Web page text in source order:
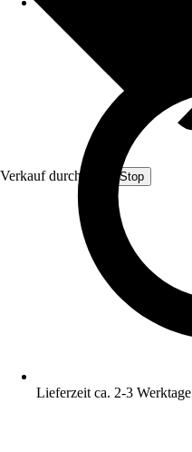
Verkauf durch: Pool-Stop
Lieferzeit ca. 2-3 Werktage